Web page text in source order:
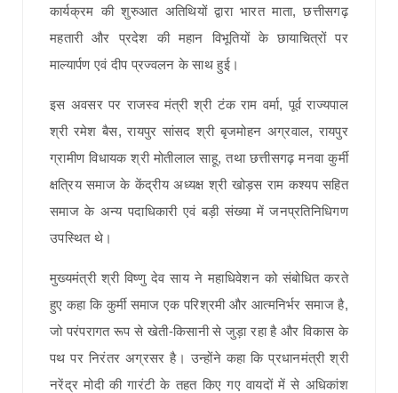
कार्यक्रम की शुरुआत अतिथियों द्वारा भारत माता, छत्तीसगढ़
महतारी और प्रदेश की महान विभूतियों के छायाचित्रों पर
माल्यार्पण एवं दीप प्रज्वलन के साथ हुई।
इस अवसर पर राजस्व मंत्री श्री टंक राम वर्मा, पूर्व राज्यपाल
श्री रमेश बैस, रायपुर सांसद श्री बृजमोहन अग्रवाल, रायपुर
ग्रामीण विधायक श्री मोतीलाल साहू, तथा छत्तीसगढ़ मनवा कुर्मी
क्षत्रिय समाज के केंद्रीय अध्यक्ष श्री खोड़स राम कश्यप सहित
समाज के अन्य पदाधिकारी एवं बड़ी संख्या में जनप्रतिनिधिगण
उपस्थित थे।
मुख्यमंत्री श्री विष्णु देव साय ने महाधिवेशन को संबोधित करते
हुए कहा कि कुर्मी समाज एक परिश्रमी और आत्मनिर्भर समाज है,
जो परंपरागत रूप से खेती-किसानी से जुड़ा रहा है और विकास के
पथ पर निरंतर अग्रसर है। उन्होंने कहा कि प्रधानमंत्री श्री
नरेंद्र मोदी की गारंटी के तहत किए गए वायदों में से अधिकांश